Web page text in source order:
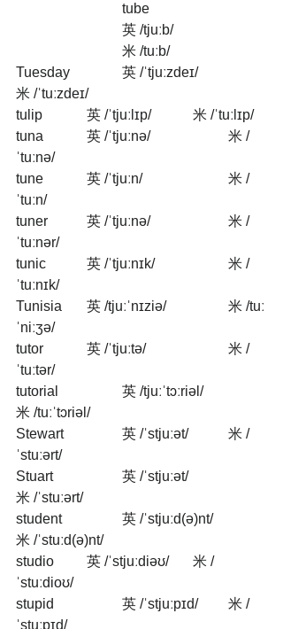
tube
英 /tjuːb/
米 /tuːb/
Tuesday      	英 /ˈtjuːzdeɪ/
米 /ˈtuːzdeɪ/
tulip       	英 /ˈtjuːlɪp/           	米 /ˈtuːlɪp/
tuna        	英 /ˈtjuːnə/            	米 /
ˈtuːnə/
tune        	英 /ˈtjuːn/               	米 /
ˈtuːn/
tuner        	英 /ˈtjuːnə/             	米 /
ˈtuːnər/
tunic          	英 /ˈtjuːnɪk/           	米 /
ˈtuːnɪk/
Tunisia     	英 /tjuːˈnɪziə/        	米 /tuː
ˈniːʒə/
tutor      	英 /ˈtjuːtə/             	米 /
ˈtuːtər/
tutorial 		英 /tjuːˈtɔːriəl/
米 /tuːˈtɔriəl/
Stewart		英 /ˈstjuːət/          	米 /
ˈstuːərt/
Stuart		英 /ˈstjuːət/
米 /ˈstuːərt/
student       	英 /ˈstjuːd(ə)nt/
米 /ˈstuːd(ə)nt/
studio       	英 /ˈstjuːdiəʊ/      	米 /
ˈstuːdioʊ/
stupid         	英 /ˈstjuːpɪd/        	米 /
ˈstuːpɪd/